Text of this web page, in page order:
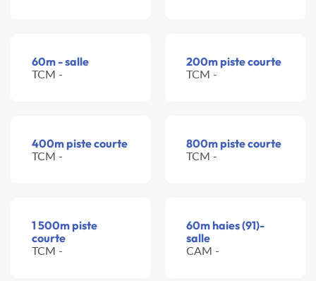
60m - salle
TCM -
200m piste courte
TCM -
400m piste courte
TCM -
800m piste courte
TCM -
1 500m piste
courte
TCM -
60m haies (91)-
salle
CAM -